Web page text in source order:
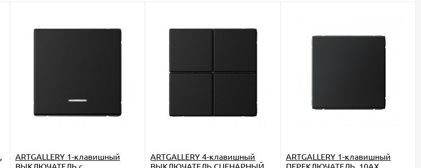
ARTGALLERY 1-клавишный
ВЫКЛЮЧАТЕЛЬ с
ARTGALLERY 4-клавишный
ВЫКЛЮЧАТЕЛЬ СЦЕНАРНЫЙ,
ARTGALLERY 1-клавишный
ПЕРЕКЛЮЧАТЕЛЬ, 10АХ,